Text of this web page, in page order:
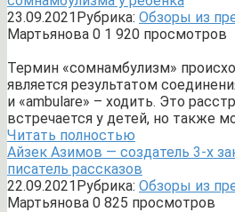
23.09.2021Рубрика: Обзоры из
Мартьянова 0 1 920 просмотров
Термин «сомнамбулизм»
является результатом
и «ambulare» – ходить. Это
встречается у детей, но также
Читать полностью
Айзек Азимов — создатель 3-х
писатель рассказов
22.09.2021Рубрика: Обзоры из
Мартьянова 0 825 просмотров